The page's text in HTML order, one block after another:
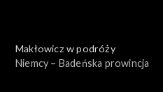
Makłowicz w podróży
Niemcy – Badeńska prowincja